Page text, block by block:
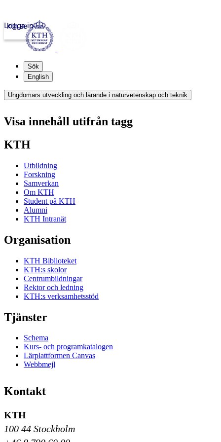
kth.se
Logga in
Sök
English
Ungdomars utveckling och lärande i naturvetenskap och teknik
Visa innehåll utifrån tagg
KTH
Utbildning
Forskning
Samverkan
Om KTH
Student på KTH
Alumni
KTH Intranät
Organisation
KTH Biblioteket
KTH:s skolor
Centrumbildningar
Rektor och ledning
KTH:s verksamhetsstöd
Tjänster
Schema
Kurs- och programkatalogen
Lärplattformen Canvas
Webbmejl
Kontakt
KTH
100 44 Stockholm